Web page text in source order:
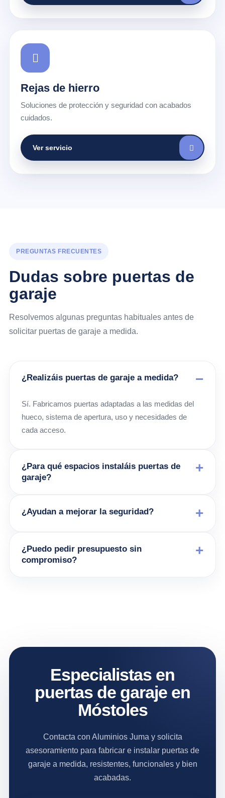
Rejas de hierro
Soluciones de protección y seguridad con acabados
cuidados.
Ver servicio
PREGUNTAS FRECUENTES
Dudas sobre puertas de
garaje
Resolvemos algunas preguntas habituales antes de
solicitar puertas de garaje a medida.
¿Realizáis puertas de garaje a medida?
Sí. Fabricamos puertas adaptadas a las medidas del
hueco, sistema de apertura, uso y necesidades de
cada acceso.
¿Para qué espacios instaláis puertas de
garaje?
¿Ayudan a mejorar la seguridad?
¿Puedo pedir presupuesto sin
compromiso?
Especialistas en
puertas de garaje en
Móstoles
Contacta con Aluminios Juma y solicita
asesoramiento para fabricar e instalar puertas de
garaje a medida, resistentes, funcionales y bien
acabadas.